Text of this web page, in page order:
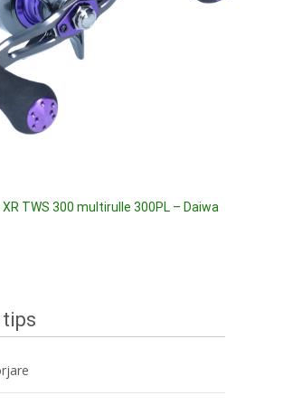
TWS 300 multirulle 300PL – Daiwa
tips